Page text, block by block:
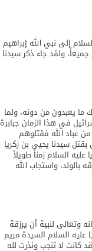
إلى نبي الله إبراهيم
ولقد جاء ذكر سيدنا
ما يعبدون من دونه، ولما
في هذا الزمان جبابرة
عباد الله فقتلوهم
سيدنا يحيى بن زكريا
السلام زمناً طويلاً
بالولد، واستجاب الله
وتعالى لنبية أن يرزقة
عليه السلام السيدة مريم
كانت لا تنجب ونذرت لله